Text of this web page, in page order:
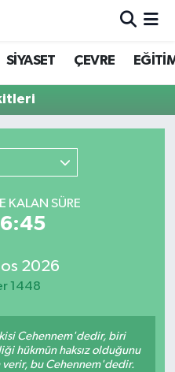
SİYASET ÇEVRE
KALAN SÜRE
2026
1448
Cehennem'dedir, biri
hükmün haksız olduğunu
verir, bu Cehennem'dedir.
ve Fikstür